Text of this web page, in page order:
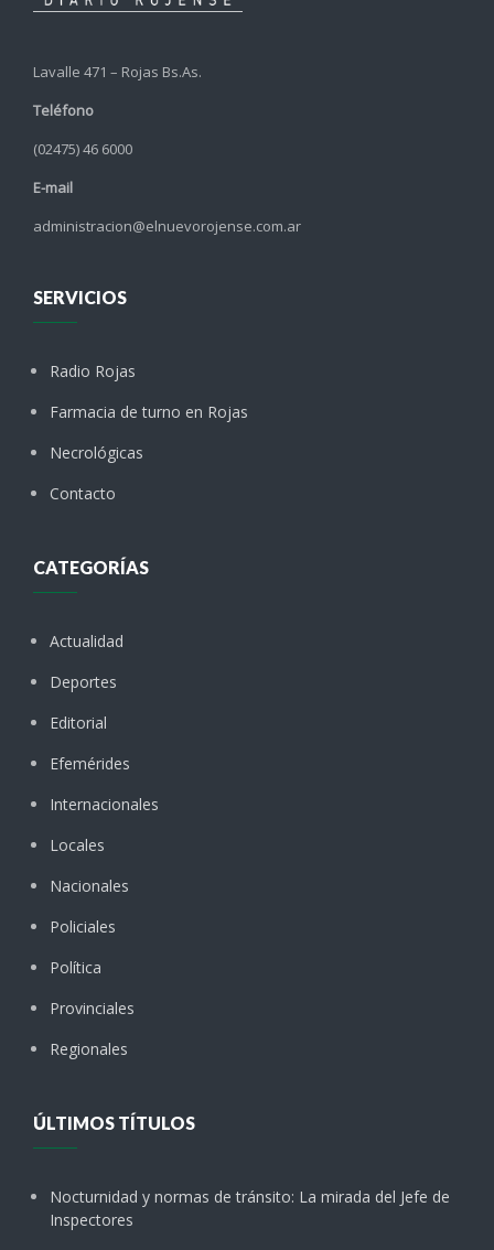
Lavalle 471 – Rojas Bs.As.
Teléfono
(02475) 46 6000
E-mail
administracion@elnuevorojense.com.ar
SERVICIOS
Radio Rojas
Farmacia de turno en Rojas
Necrológicas
Contacto
CATEGORÍAS
Actualidad
Deportes
Editorial
Efemérides
Internacionales
Locales
Nacionales
Policiales
Política
Provinciales
Regionales
ÚLTIMOS TÍTULOS
Nocturnidad y normas de tránsito: La mirada del Jefe de
Inspectores